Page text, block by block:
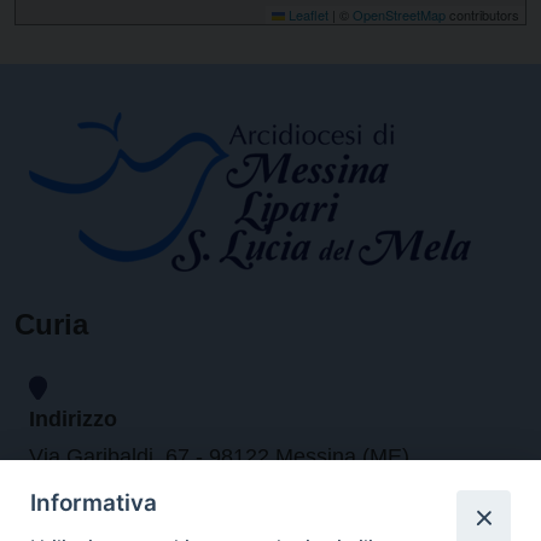
Leaflet OpenStreetMap contributors
Curia
Indirizzo
Via Garibaldi, 67 - 98122 Messina (ME)
Informativa